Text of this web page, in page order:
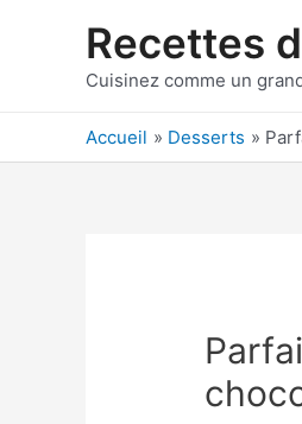
Recettes
Cuisinez comme un
Accueil Desserts